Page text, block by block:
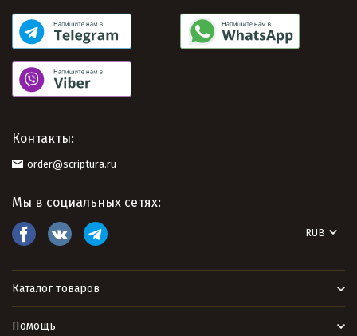
Контакты:
order@scriptura.ru
Мы в социальных сетях:
RUB
Каталог товаров
Помощь